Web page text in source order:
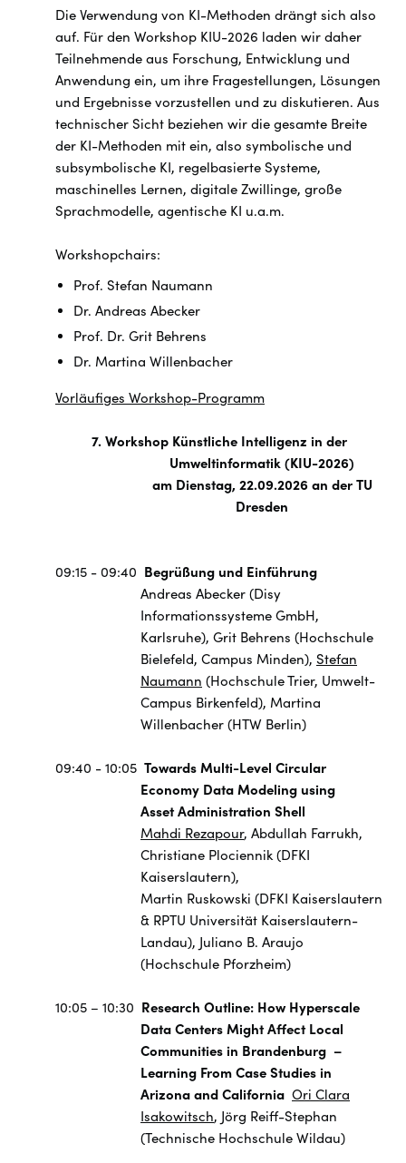
Die Verwendung von KI-Methoden drängt sich also
auf. Für den Workshop KIU-2026 laden wir daher
Teilnehmende aus Forschung, Entwicklung und
Anwendung ein, um ihre Fragestellungen, Lösungen
und Ergebnisse vorzustellen und zu diskutieren. Aus
technischer Sicht beziehen wir die gesamte Breite
der KI-Methoden mit ein, also symbolische und
subsymbolische KI, regelbasierte Systeme,
maschinelles Lernen, digitale Zwillinge, große
Sprachmodelle, agentische KI u.a.m.
Workshopchairs:
Prof. Stefan Naumann
Dr. Andreas Abecker
Prof. Dr. Grit Behrens
Dr. Martina Willenbacher
Vorläufiges Workshop-Programm
7. Workshop Künstliche Intelligenz in der
Umweltinformatik (KIU-2026)
am Dienstag, 22.09.2026 an der TU
Dresden
09:15 - 09:40 Begrüßung und Einführung
Andreas Abecker (Disy
Informationssysteme GmbH,
Karlsruhe), Grit Behrens (Hochschule
Bielefeld, Campus Minden), Stefan
Naumann (Hochschule Trier, Umwelt-
Campus Birkenfeld), Martina
Willenbacher (HTW Berlin)
09:40 - 10:05 Towards Multi-Level Circular
Economy Data Modeling using
Asset Administration Shell
Mahdi Rezapour, Abdullah Farrukh,
Christiane Plociennik (DFKI
Kaiserslautern),
Martin Ruskowski (DFKI Kaiserslautern
& RPTU Universität Kaiserslautern-
Landau), Juliano B. Araujo
(Hochschule Pforzheim)
10:05 – 10:30 Research Outline: How Hyperscale
Data Centers Might Affect Local
Communities in Brandenburg –
Learning From Case Studies in
Arizona and California Ori Clara
Isakowitsch, Jörg Reiff-Stephan
(Technische Hochschule Wildau)